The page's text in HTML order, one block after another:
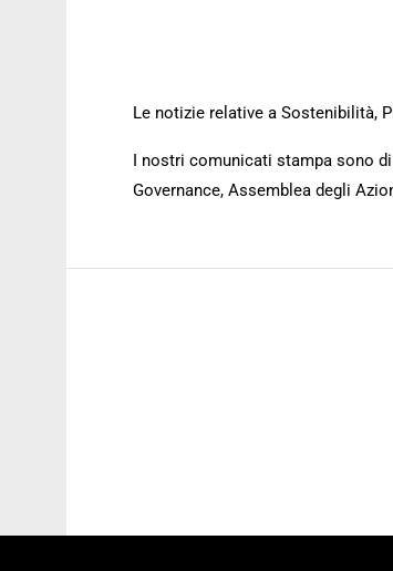
Le notizie relative a Sostenibilità,
I nostri comunicati stampa sono
Governance, Assemblea degli